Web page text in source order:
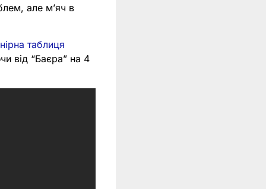
але мʼяч в
таблиця
від “Баєра” на 4